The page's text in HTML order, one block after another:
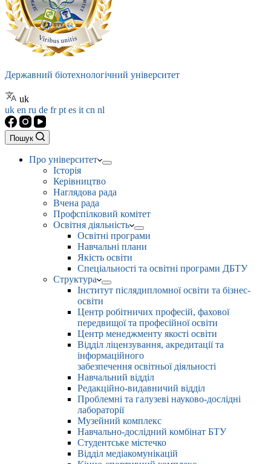
Державний біотехнологічний університет
uk
uk en ru de frpt es it cn nl
Пошук
Про університет
Історія
Керівництво
Наглядова рада
Вчена рада
Профспілковий комітет
Освітня діяльність
Освітні програми
Навчальні плани
Якість освіти
Спеціальності та освітні програми ДБТУ
Структура
Інститут післядипломної освіти та бізнес-
освіти
Центр робітничих професій, фахової
передвищої та професійної освіти
Центр менеджменту якості освіти
Відділ ліцензування, акредитації та
інформаційного
забезпечення освітньої діяльності
Навчальний відділ
Редакційно-видавничий відділ
Проблемні та галузеві науково-дослідні
лабораторії
Музейний комплекс
Навчально-дослідний комбінат БТУ
Студентське містечко
Відділ медіакомунікацій